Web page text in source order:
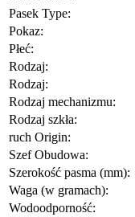
Pasek Type:
Pokaz:
Płeć:
Rodzaj:
Rodzaj:
Rodzaj mechanizmu:
Rodzaj szkła:
ruch Origin:
Szef Obudowa:
Szerokość pasma (mm):
Waga (w gramach):
Wodoodporność: